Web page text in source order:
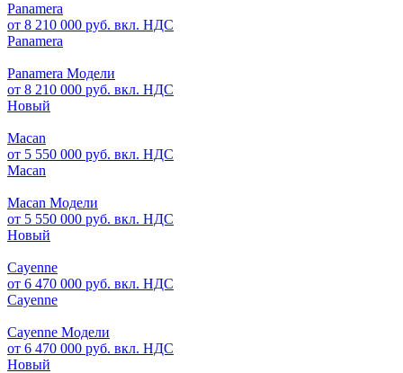
Panamera
от 8 210 000 руб. вкл. НДС
Panamera
Panamera Модели
от 8 210 000 руб. вкл. НДС
Новый
Macan
от 5 550 000 руб. вкл. НДС
Macan
Macan Модели
от 5 550 000 руб. вкл. НДС
Новый
Cayenne
от 6 470 000 руб. вкл. НДС
Cayenne
Cayenne Модели
от 6 470 000 руб. вкл. НДС
Новый